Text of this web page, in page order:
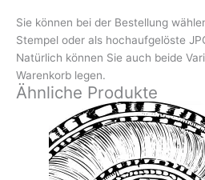
Sie können bei der Bestellung
Stempel oder als hochaufgelöste
Natürlich können Sie auch beide
Warenkorb legen.
Ähnliche Produkte